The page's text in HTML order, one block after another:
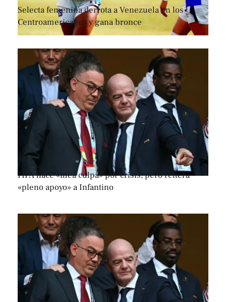
Selecta femenina derrota a Venezuela en los
Centroamericanos y gana bronce
FIFA hace «mea culpa» por crisis, pero reitera
«pleno apoyo» a Infantino